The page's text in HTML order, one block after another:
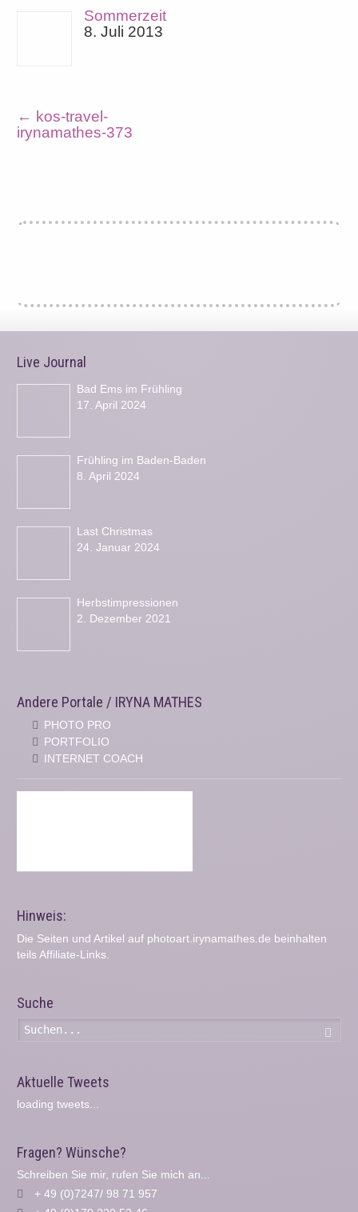
Sommerzeit
8. Juli 2013
← kos-travel-
irynamathes-373
Live Journal
Bad Ems im Frühling
17. April 2024
Frühling im Baden-Baden
8. April 2024
Last Christmas
24. Januar 2024
Herbstimpressionen
2. Dezember 2021
Andere Portale / IRYNA MATHES
PHOTO PRO
PORTFOLIO
INTERNET COACH
Hinweis:
Die Seiten und Artikel auf photoart.irynamathes.de beinhalten
teils Affiliate-Links.
Suche
Aktuelle Tweets
loading tweets...
Fragen? Wünsche?
Schreiben Sie mir, rufen Sie mich an...
+ 49 (0)7247/ 98 71 957